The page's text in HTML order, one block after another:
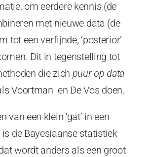
om eerdere kennis (de
met nieuwe data (de
tot een verfijnde, ‘posterior’
Dit in tegenstelling tot
die zich puur op data
Voortman en De Vos doen.
van een klein ‘gat’ in een
de Bayesiaanse statistiek
wordt anders als een groot